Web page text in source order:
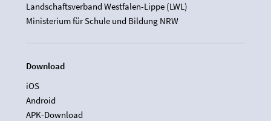
Landschaftsverband Westfalen-Lippe (LWL)
Ministerium für Schule und Bildung NRW
Download
iOS
Android
APK-Download